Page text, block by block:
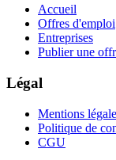
Accueil
Offres d'emploi
Entreprises
Publier une
Légal
Mentions
Politique de
CGU